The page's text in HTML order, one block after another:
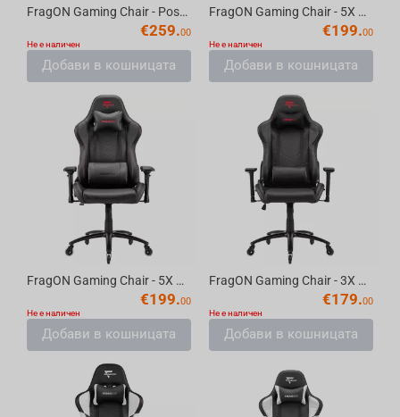
FragON Gaming Chair - Poseidon, 7x SERIES
€259.00
Не е наличен
Добави в кошницата
FragON Gaming Chair - 5X Series, Black/White 2024
€199.00
Не е наличен
Добави в кошницата
FragON Gaming Chair - 5X Series, Black 2024
€199.00
Не е наличен
Добави в кошницата
FragON Gaming Chair - 3X Series, Black 2024
€179.00
Не е наличен
Добави в кошницата